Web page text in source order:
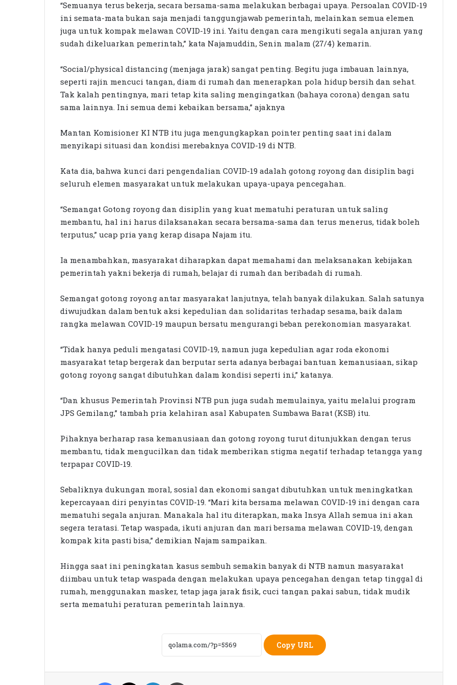
“Semuanya terus bekerja, secara bersama-sama melakukan berbagai upaya. Persoalan COVID-19
ini semata-mata bukan saja menjadi tanggungjawab pemerintah, melainkan semua elemen
juga untuk kompak melawan COVID-19 ini. Yaitu dengan cara mengikuti segala anjuran yang
sudah dikeluarkan pemerintah,” kata Najamuddin, Senin malam (27/4) kemarin.
“Social/physical distancing (menjaga jarak) sangat penting. Begitu juga imbauan lainnya,
seperti rajin mencuci tangan, diam di rumah dan menerapkan pola hidup bersih dan sehat.
Tak kalah pentingnya, mari tetap kita saling mengingatkan (bahaya corona) dengan satu
sama lainnya. Ini semua demi kebaikan bersama,” ajaknya
Mantan Komisioner KI NTB itu juga mengungkapkan pointer penting saat ini dalam
menyikapi situasi dan kondisi merebaknya COVID-19 di NTB.
Kata dia, bahwa kunci dari pengendalian COVID-19 adalah gotong royong dan disiplin bagi
seluruh elemen masyarakat untuk melakukan upaya-upaya pencegahan.
“Semangat Gotong royong dan disiplin yang kuat mematuhi peraturan untuk saling
membantu, hal ini harus dilaksanakan secara bersama-sama dan terus menerus, tidak boleh
terputus,” ucap pria yang kerap disapa Najam itu.
Ia menambahkan, masyarakat diharapkan dapat memahami dan melaksanakan kebijakan
pemerintah yakni bekerja di rumah, belajar di rumah dan beribadah di rumah.
Semangat gotong royong antar masyarakat lanjutnya, telah banyak dilakukan. Salah satunya
diwujudkan dalam bentuk aksi kepedulian dan solidaritas terhadap sesama, baik dalam
rangka melawan COVID-19 maupun bersatu mengurangi beban perekonomian masyarakat.
“Tidak hanya peduli mengatasi COVID-19, namun juga kepedulian agar roda ekonomi
masyarakat tetap bergerak dan berputar serta adanya berbagai bantuan kemanusiaan, sikap
gotong royong sangat dibutuhkan dalam kondisi seperti ini,” katanya.
“Dan khusus Pemerintah Provinsi NTB pun juga sudah memulainya, yaitu melalui program
JPS Gemilang,” tambah pria kelahiran asal Kabupaten Sumbawa Barat (KSB) itu.
Pihaknya berharap rasa kemanusiaan dan gotong royong turut ditunjukkan dengan terus
membantu, tidak mengucilkan dan tidak memberikan stigma negatif terhadap tetangga yang
terpapar COVID-19.
Sebaliknya dukungan moral, sosial dan ekonomi sangat dibutuhkan untuk meningkatkan
kepercayaan diri penyintas COVID-19. “Mari kita bersama melawan COVID-19 ini dengan cara
mematuhi segala anjuran. Manakala hal itu diterapkan, maka Insya Allah semua ini akan
segera teratasi. Tetap waspada, ikuti anjuran dan mari bersama melawan COVID-19, dengan
kompak kita pasti bisa,” demikian Najam sampaikan.
Hingga saat ini peningkatan kasus sembuh semakin banyak di NTB namun masyarakat
diimbau untuk tetap waspada dengan melakukan upaya pencegahan dengan tetap tinggal di
rumah, menggunakan masker, tetap jaga jarak fisik, cuci tangan pakai sabun, tidak mudik
serta mematuhi peraturan pemerintah lainnya.
Copy URL
Warga Miskin Tak Dapat PKH:
Hadrian Irfani Sebut Bantuan “Salah
Kamar”
Dorong Koperasi Sebagai Penggerak
Ekonomi Masyarakat
Petani Berharap Harga Tembakau
Tahun Ini Bisa Lebih
Menguntungkan
Lombok Barat, Barang Bukti Tembus